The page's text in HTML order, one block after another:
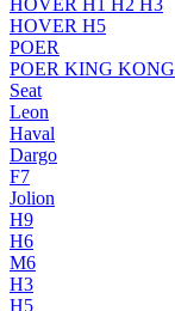
HOVER H1 H2 H3
HOVER H5
POER
POER KING KONG
Seat
Leon
Haval
Dargo
F7
Jolion
H9
H6
M6
H3
H5